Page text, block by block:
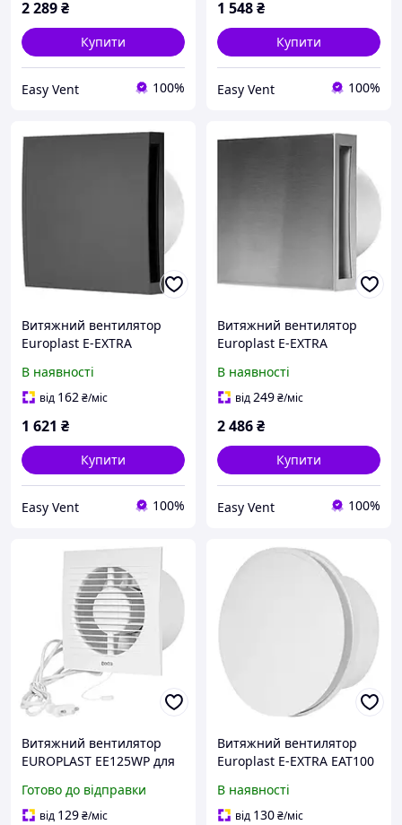
2 289₴
Купити
Easy Vent 100%
1 548₴
Купити
Easy Vent 100%
Витяжний вентилятор
Europlast E-EXTRA
В наявності
від 162₴/міс
1 621 ₴
Купити
Easy Vent 100%
Витяжний вентилятор
Europlast E-EXTRA
вологості нержавіюча
сталь
В наявності
від249₴/міс
2 486₴
Купити
Easy Vent 100%
Витяжний вентилятор
EUROPLAST EE125WP для
електричний настінний
16 Вт
Готово до відправки
від 129₴/міс
Витяжний вентилятор
Europlast E-EXTRA EAT100
В наявності
від 130₴/міс